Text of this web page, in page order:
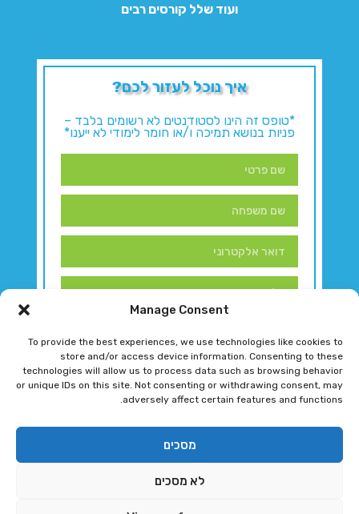
Manage Consent
To provide the best experiences, we use technologies like cookies to
store and/or access device information. Consenting to these
technologies will allow us to process data such as browsing behavior
or unique IDs on this site. Not consenting or withdrawing consent, may
adversely affect certain features and functions.
מסכים
לא מסכים
ועוד שלל קורסים רבים
איך נוכל לעזור לכם?
*טופס זה הינו לסטודנטים לא רשומים בלבד –
פניות בנושא תמיכה ו/או חומר לימודי לא ייענו*